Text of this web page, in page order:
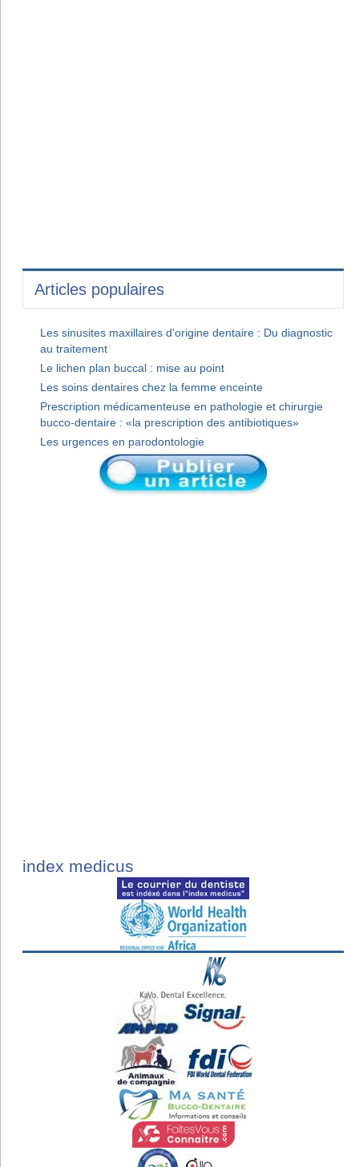
Articles populaires
Les sinusites maxillaires d'origine dentaire : Du diagnostic
au traitement
Le lichen plan buccal : mise au point
Les soins dentaires chez la femme enceinte
Prescription médicamenteuse en pathologie et chirurgie
bucco-dentaire : «la prescription des antibiotiques»
Les urgences en parodontologie
index medicus